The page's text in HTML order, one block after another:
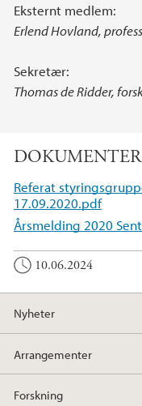
Eksternt medlem:
Erlend Hovland,
Sekretær:
Thomas de Ridder,
DOKUMENTER
Referat
17.09.2020.pdf
Årsmelding 2020
10.06.2024
Nyheter
Arrangementer
Forskning